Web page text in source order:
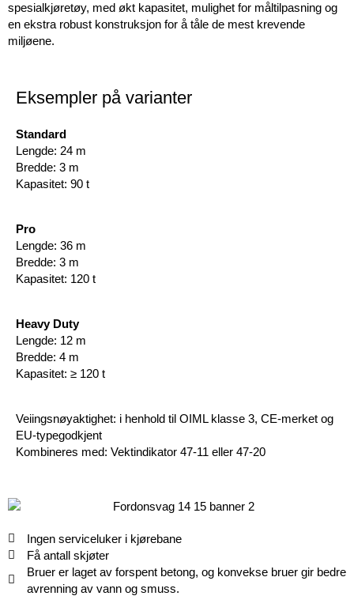
spesialkjøretøy, med økt kapasitet, mulighet for måltilpasning og
en ekstra robust konstruksjon for å tåle de mest krevende
miljøene.
Eksempler på varianter
Standard
Lengde: 24 m
Bredde: 3 m
Kapasitet: 90 t
Pro
Lengde: 36 m
Bredde: 3 m
Kapasitet: 120 t
Heavy Duty
Lengde: 12 m
Bredde: 4 m
Kapasitet: ≥ 120 t
Veiingsnøyaktighet: i henhold til OIML klasse 3, CE-merket og
EU-typegodkjent
Kombineres med: Vektindikator 47-11 eller 47-20
Ingen serviceluker i kjørebane
Få antall skjøter
Bruer er laget av forspent betong, og konvekse bruer gir bedre
avrenning av vann og smuss.